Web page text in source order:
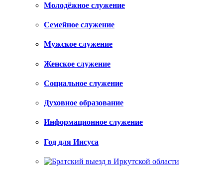
Молодёжное служение
Семейное служение
Мужское служение
Женское служение
Социальное служение
Духовное образование
Информационное служение
Год для Иисуса